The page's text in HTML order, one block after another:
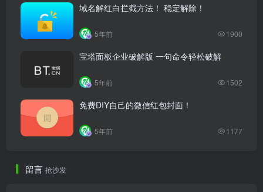
域名解红白拦截方法！ 稳定解除！
5年前 1900
宝塔面板企业破解版 一句命令轻松破解
5年前 1502
免费DIY自己的微信红包封面！
5年前 1177
留言 抢沙发